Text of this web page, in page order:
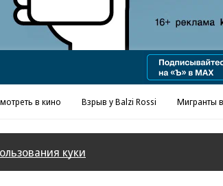
в кино Взрыв у Balzi Rossi Мигранты
куки